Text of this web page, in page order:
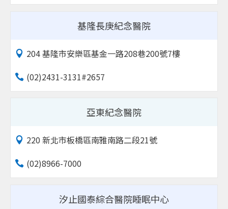
基隆長庚紀念醫院
204 基隆市安樂區基金一路208巷200號7樓
(02)2431-3131#2657
亞東紀念醫院
220 新北市板橋區南雅南路二段21號
(02)8966-7000
汐止國泰綜合醫院睡眠中心